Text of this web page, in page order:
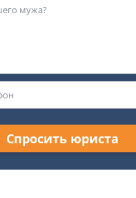
Спросить юриста